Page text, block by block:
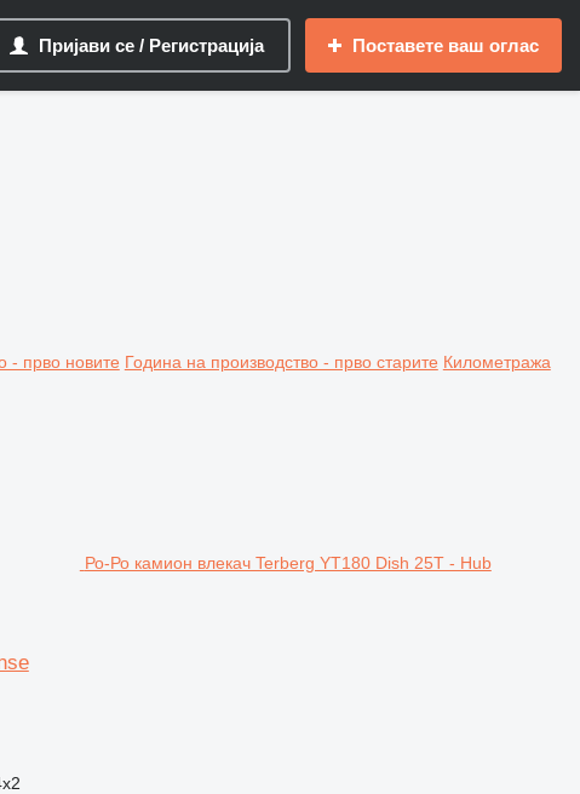
Пријави се / Регистрација Поставете ваш оглас
- прво новите Година на производство - прво старите Километража
Ро-Ро камион влекач Terberg YT180 Dish 25T - Hub